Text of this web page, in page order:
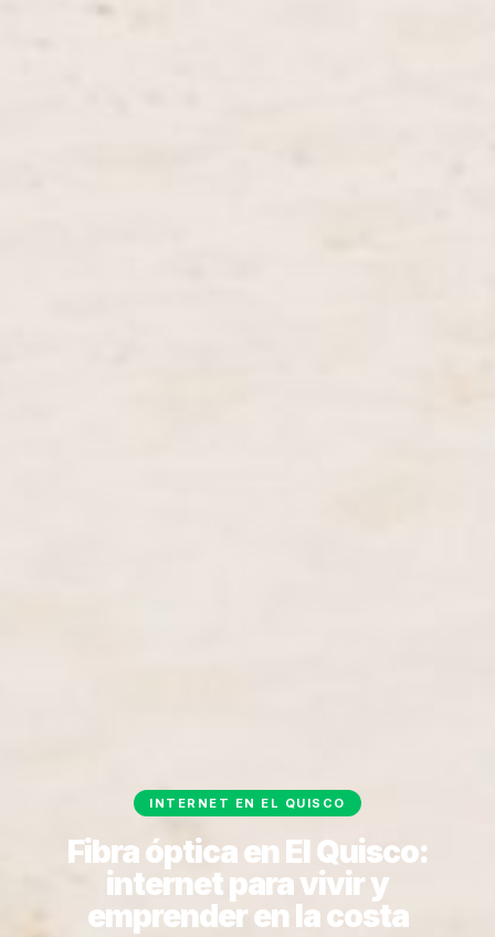
INTERNET EN EL QUISCO
Fibra óptica en El Quisco:
internet para vivir y
emprender en la costa